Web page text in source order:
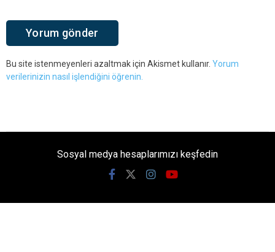
Bu site istenmeyenleri azaltmak için Akismet kullanır. Yorum
verilerinizin nasıl işlendiğini öğrenin.
Sosyal medya hesaplarımızı keşfedin